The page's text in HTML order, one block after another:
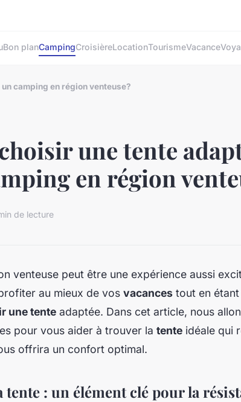
Bon planCampingCroisièreLocationTourismeVacance
camping en région venteuse?
une tente
en région
de lecture
venteuse peut être une expérience aussi
au mieux de vos vacances tout en
une tente adaptée. Dans cet article, nous
pour vous aider à trouver la tente idéale qui
offrira un confort optimal.
: un élément clé pour la